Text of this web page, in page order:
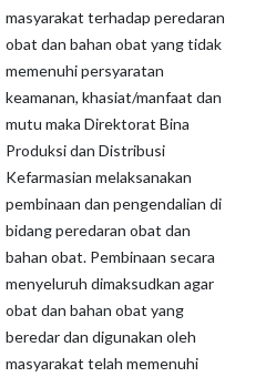
masyarakat terhadap peredaran
obat dan bahan obat yang tidak
memenuhi persyaratan
keamanan, khasiat/manfaat dan
mutu maka Direktorat Bina
Produksi dan Distribusi
Kefarmasian melaksanakan
pembinaan dan pengendalian di
bidang peredaran obat dan
bahan obat. Pembinaan secara
menyeluruh dimaksudkan agar
obat dan bahan obat yang
beredar dan digunakan oleh
masyarakat telah memenuhi